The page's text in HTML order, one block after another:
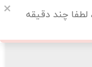
چند دقیقه